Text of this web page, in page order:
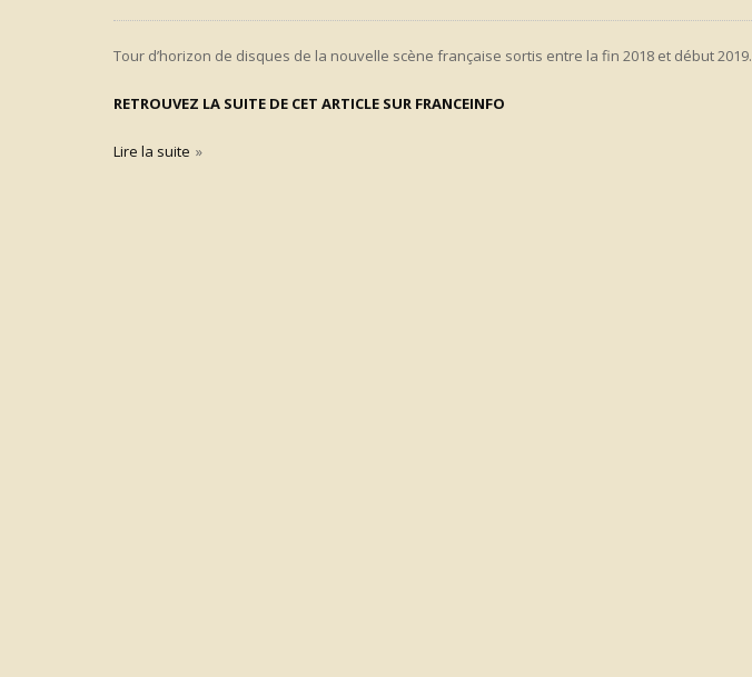
Tour d’horizon de disques de la nouvelle scène française sortis entre la fin 2018 et début 2019.
RETROUVEZ LA SUITE DE CET ARTICLE SUR FRANCEINFO
Lire la suite